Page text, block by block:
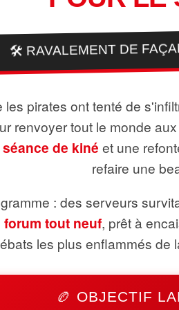
🛠️ RAVALEMENT DE
les pirates ont tenté de
renvoyer tout le monde
de kiné et une
refaire une
: des serveurs
forum tout neuf, prêt à
les plus enflammés de
🏉 OBJECTIF